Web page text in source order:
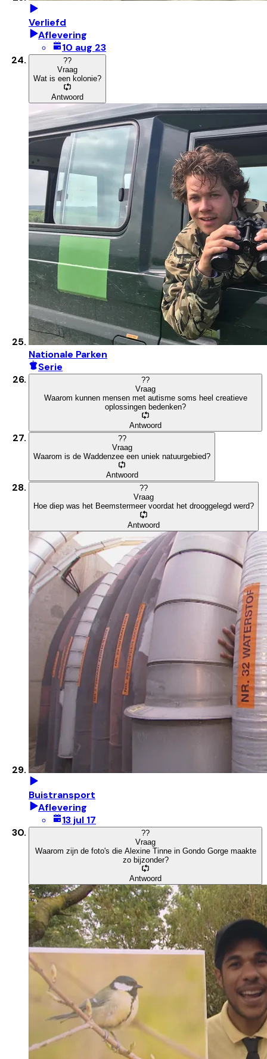
Verliefd
Aflevering
10 aug 23
??
Vraag
Wat is een kolonie?
Antwoord
Nationale Parken
Serie
??
Vraag
Waarom kunnen mensen met autisme soms heel creatieve
oplossingen bedenken?
Antwoord
??
Vraag
Waarom is de Waddenzee een uniek natuurgebied?
Antwoord
??
Vraag
Hoe diep was het Beemstermeer voordat het drooggelegd werd?
Antwoord
Buistransport
Aflevering
13 jul 17
??
Vraag
Waarom zijn de foto's die Alexine Tinne in Gondo Gorge maakte
zo bijzonder?
Antwoord